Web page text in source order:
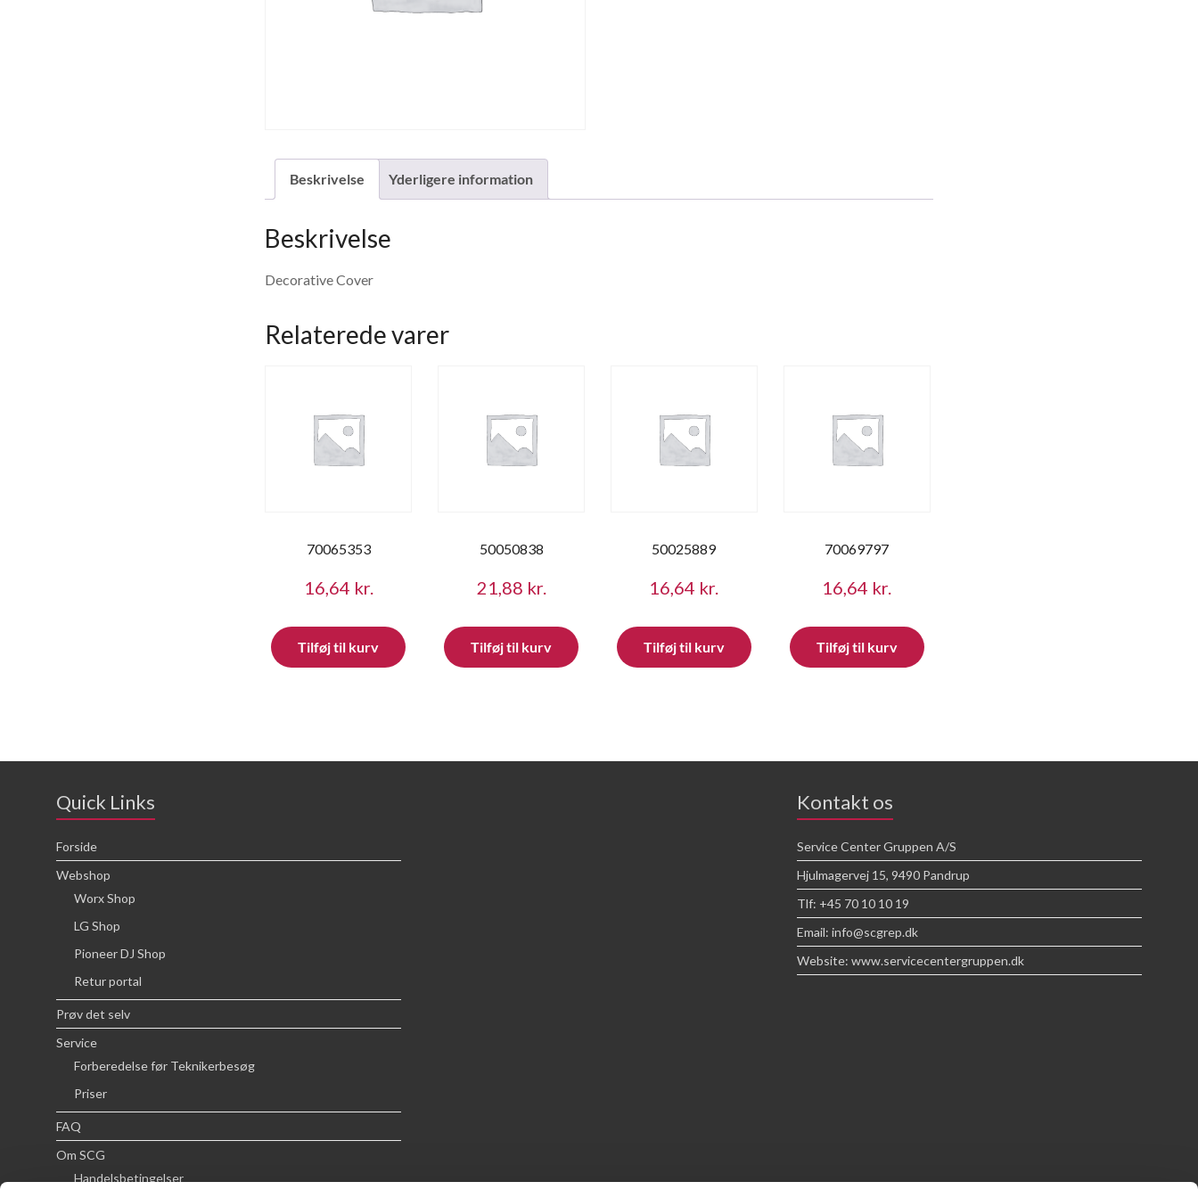
Beskrivelse Yderligere information
Beskrivelse
Decorative Cover
Relaterede varer
70065353
16,64 kr.
Tilføj til kurv
50050838
21,88 kr.
Tilføj til kurv
50025889
16,64 kr.
Tilføj til kurv
70069797
16,64 kr.
Tilføj til kurv
Quick Links
Forside
Webshop
Worx Shop
LG Shop
Pioneer DJ Shop
Retur portal
Prøv det selv
Service
Forberedelse før Teknikerbesøg
Priser
FAQ
Om SCG
Handelsbetingelser
Kontakt os
Service Center Gruppen A/S
Hjulmagervej 15, 9490 Pandrup
Tlf: +45 70 10 10 19
Email: info@scgrep.dk
Website: www.servicecentergruppen.dk